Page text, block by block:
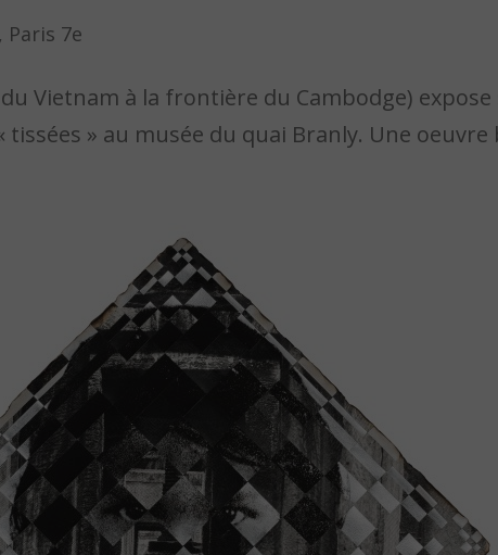
, Paris 7e
Vietnam à la frontière du Cambodge)
» au musée du quai Branly. Une